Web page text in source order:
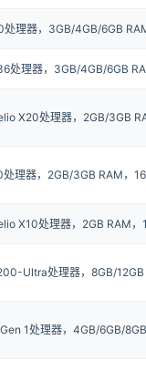
理器，3GB/4GB/6GB
处理器，3GB/4GB/6GB
X20处理器，2GB/3GB
理器，2GB/3GB RAM，
X10处理器，2GB RAM
Ultra处理器，8GB/
1处理器，4GB/6GB/